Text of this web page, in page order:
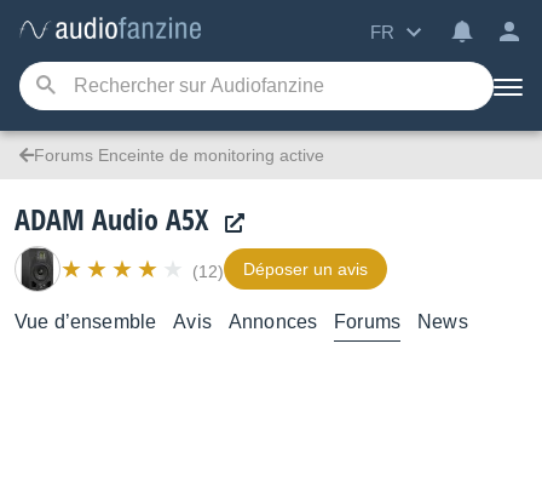
FR
Forums Enceinte de monitoring active
ADAM Audio A5X
(12) Déposer un avis
Vue d’ensemble Avis Annonces Forums News